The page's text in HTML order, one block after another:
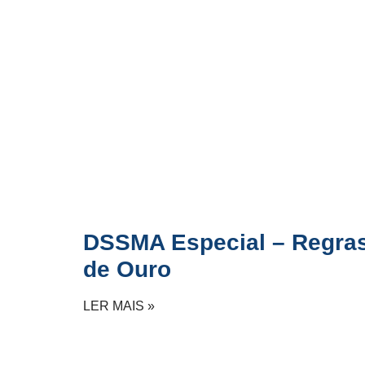
DSSMA Especial –
de Ouro
LER MAIS »